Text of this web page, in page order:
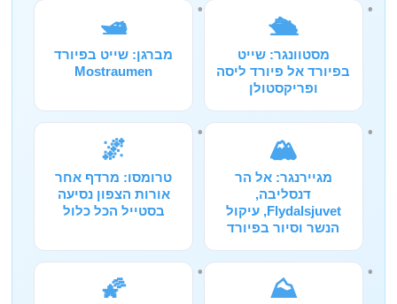
🛳️
מסטוונגר: שייט
בפיורד אל פיורד ליסה
ופריקסטולן
🛥️
מברגן: שייט בפיורד
Mostraumen
🏔️
מגיירנגר: אל הר
דנסליבה,
Flydalsjuvet, עיקול
הנשר וסיור בפיורד
🌌
טרומסו: מרדף אחר
אורות הצפון נסיעה
בסטייל הכל כלול
⛰️
🌠